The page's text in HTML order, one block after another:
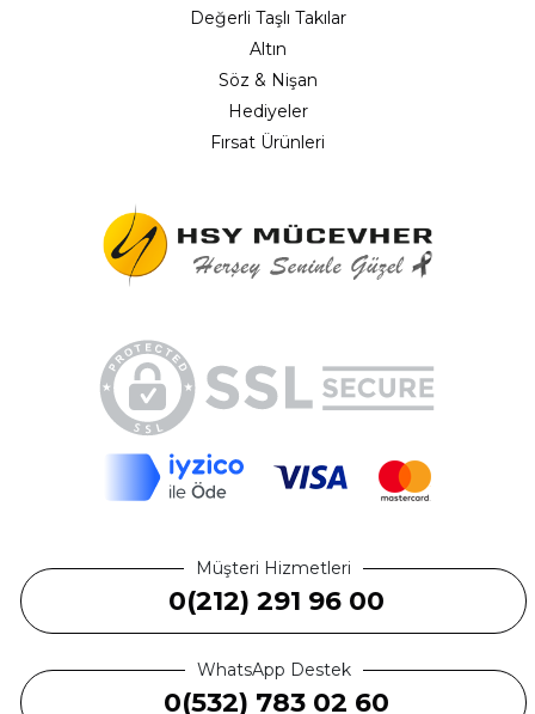
Değerli Taşlı Takılar
Altın
Söz & Nişan
Hediyeler
Fırsat Ürünleri
Müşteri Hizmetleri
0(212) 291 96 00
WhatsApp Destek
0(532) 783 02 60